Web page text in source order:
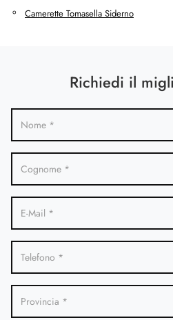
Camerette Tomasella Siderno
Richiedi il